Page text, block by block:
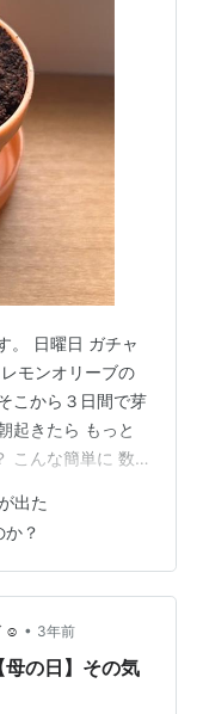
。 日曜日 ガチャ
モンオリーブの
こから３日間で芽
起きたら もっと
こんな簡単に 数
レモンオリーブの
しょうか？笑 ま
り調べておかなき
と雨を繰り返して
。 気分ドヨーン…
出た
？
☺︎ • 3年前
の日】その気